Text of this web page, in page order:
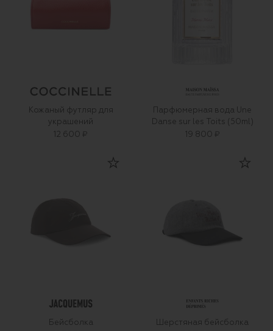
Кожаный футляр для
украшений
12 600 ₽
Парфюмерная вода Une
Danse sur les Toits (50ml)
19 800 ₽
Бейсболка
Шерстяная бейсболка